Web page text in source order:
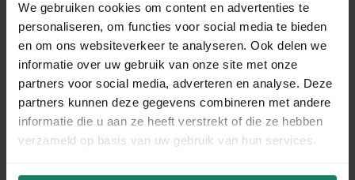
We gebruiken cookies om content en advertenties te
personaliseren, om functies voor social media te bieden
en om ons websiteverkeer te analyseren. Ook delen we
informatie over uw gebruik van onze site met onze
partners voor social media, adverteren en analyse. Deze
partners kunnen deze gegevens combineren met andere
informatie die u aan ze heeft verstrekt of die ze hebben
verzameld op basis van uw gebruik van hun services.